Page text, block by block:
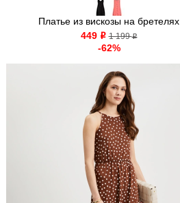
Платье из вискозы на бретелях
449 o 1 199o
-62%